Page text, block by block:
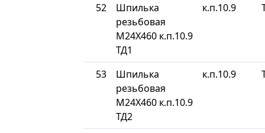
52
Шпилька
резьбовая
М24Х460 к.п.10.9
ТД1
к.п.10.9
53
Шпилька
резьбовая
М24Х460 к.п.10.9
ТД2
к.п.10.9